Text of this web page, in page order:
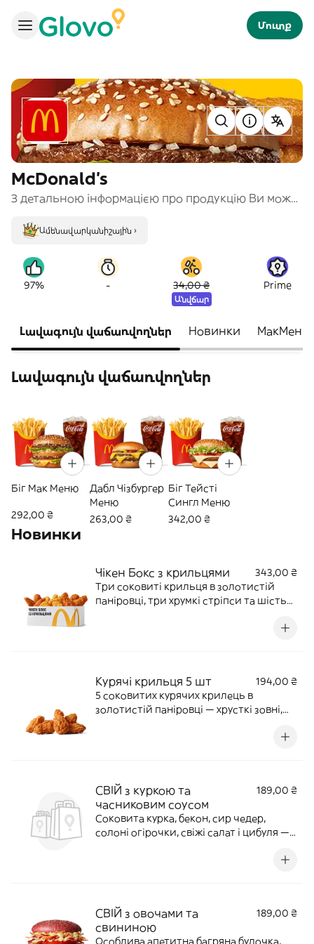
Մուտք
McDonald's
З детальною інформацією про продукцію Ви можете ознайомитись на сайті https://www.mcdonalds.ua та у файлі «Інформація для споживача» внизу екрану.
Ամենավարկանիշային ›
97% - 34,00 ₴
Անվճար
Prime
Լավագույն վաճառվողներ Новинки‎ МакМеню
Լավագույն վաճառվողներ
Біг Мак Меню
292,00 ₴
Дабл Чізбургер
Меню
263,00 ₴
Біг Тейсті
Сингл Меню
342,00 ₴
Новинки‎
Чікен Бокс з крильцями
343,00 ₴
Три соковиті крильця в золотистій
паніровці, три хрумкі стріпси та шість
Курячі крильця 5 шт
194,00 ₴
5 соковитих курячих крилець в
золотистій паніровці — хрусткі зовні,
СВІЙ з куркою та
часниковим соусом
189,00 ₴
Соковита курка, бекон, сир чедер,
солоні огірочки, свіжі салат і цибуля —
СВІЙ з овочами та
свининою
189,00 ₴
Особлива апетитна багряна булочка,